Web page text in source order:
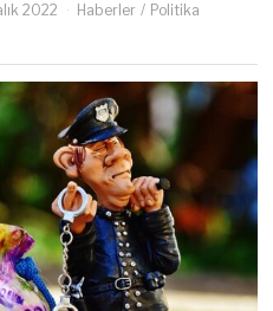
2022 Haberler / Politika